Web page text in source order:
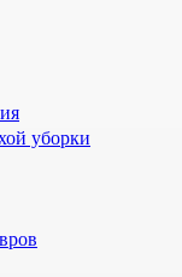
уборки